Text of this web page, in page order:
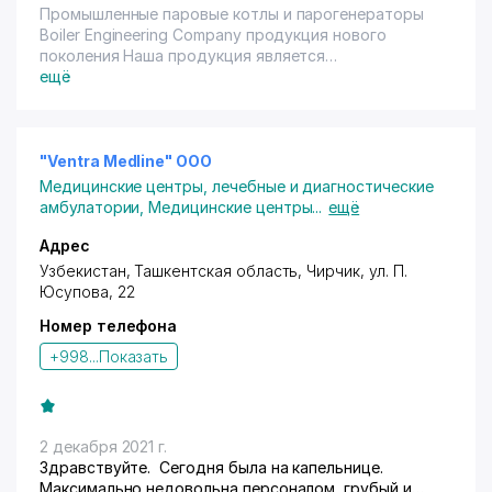
Промышленные паровые котлы и парогенераторы
Boiler Engineering Cоmpany продукция нового
поколения Наша продукция является
инновационным решением в сфере промышленного
Узбекистане. Предлагаем лаконичные и
эффективные конструкции, а так же
гарантированное сервисное обслуживание, так как
заботимся о наших клиентах, и понимаем, что они
для нас очень важны и видим в них надежных
партнеров.
ещё
"Ventra Medline" ООО
Медицинские центры, лечебные и диагностические
амбулатории ,Медицинские центры... ещё
Адрес
Узбекистан, Ташкентская область, Чирчик, ул. П.
Юсупова, 22
Номер телефона
+998...Показать
2 декабря 2021 г.
Здравствуйте. Сегодня была на капельнице.
Максимально недовольна персоналом, грубый и